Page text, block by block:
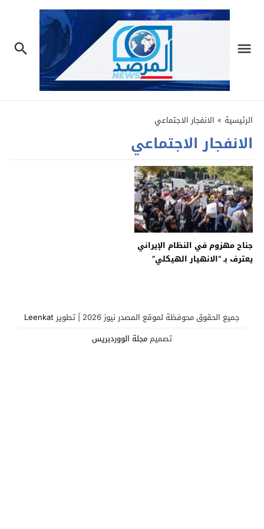
الرئيسية » الانفجار الاجتماعي
الانفجار الاجتماعي
جناح مهزوم في النظام الإيراني
يعترف بـ “الانهيار الهيكلي”
جميع الحقوق محوفظة لموقع المصدر نيوز 2026 | تطوير
Leenkat
تصميممجلة الووردبريس